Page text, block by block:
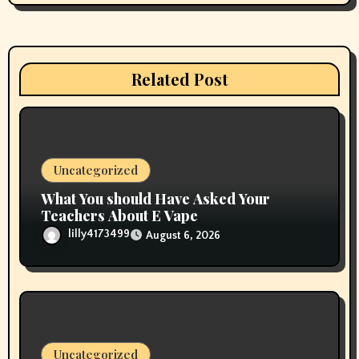
g
a
Related Post
Uncategorized
What You should Have Asked Your
Teachers About E Vape
lilly4173499 August 6, 2026
Uncategorized